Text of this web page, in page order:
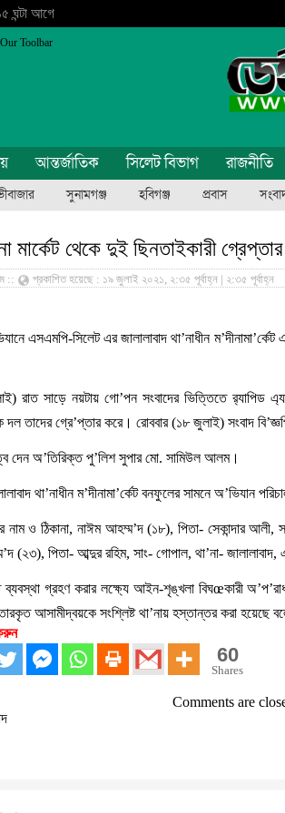
ঘন্টা আগে
Toolbar
আন্তর্জাতিক সিলেট বিভাগ রাজনীতি
সুনামগঞ্জ হবিগঞ্জ প্রবাস
মার্কেট থেকে দুই ছিনতাইকারী গ্রেপ্তার
:: প্রকাশিত হয়েছে : ১৯ জুলাই ২০২১, ২:৩৫ পূর্বাহ্ন | ২:৩৫ পূর্বাহ্ন
এসএমপি-সিলেট এর জালালাবাদ থা’নাধীন
রাত সাড়ে নয়টায় গো’পন সংবাদের ভিত্তিতে র‌্যাপিড
দল তাদের গ্রে’প্তার করে। রোববার (১৮ জুলাই) সংবাদ
দেন অ’তিরিক্ত পু’লিশ সুপার মো. সামিউল আলম।
থা’নাধীন ম’দীনামা’র্কেট বনফুলের সামনে অ’ভিযান
নাম ও ঠিকানা, নাঈম আহম্ম’দ (১৮), পিতা- সেকান্দার আলী,
(২৩), পিতা- আব্দুর রহিম, সাং- গোপাল, থা’না- জালালাবাদ,
ব্যবস্থা গ্রহণ করার লক্ষ্যে আইন-শৃঙ্খলা বিঘœকারী
আসামীদ্বয়কে সংশ্লিষ্ট থা’নায় হস্তান্তর করা হয়েছে
60
Shares
Comments are